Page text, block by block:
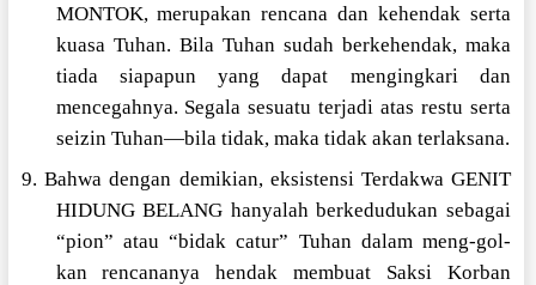
MONTOK, merupakan rencana dan kehendak serta
kuasa Tuhan. Bila Tuhan sudah berkehendak, maka
tiada siapapun yang dapat mengingkari dan
mencegahnya. Segala sesuatu terjadi atas restu serta
seizin Tuhan—bila tidak, maka tidak akan terlaksana.
9. Bahwa dengan demikian, eksistensi Terdakwa GENIT
HIDUNG BELANG hanyalah berkedudukan sebagai
“pion” atau “bidak catur” Tuhan dalam meng-gol-
kan rencananya hendak membuat Saksi Korban